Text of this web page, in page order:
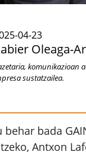
04-23
Oleaga-
komunikazioan
sustatzailea.
bada
Antxon